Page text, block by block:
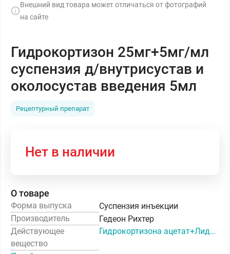
Внешний вид товара может отличаться от фотографий
на сайте
Гидрокортизон 25мг+5мг/мл
суспензия д/внутрисустав и
околосустав введения 5мл
Рецептурный препарат
Нет в наличии
О товаре
Форма выпуска
Суспензия инъекции
Производитель
Гедеон Рихтер
Действующее
вещество
Гидрокортизона ацетат+Лидокаин